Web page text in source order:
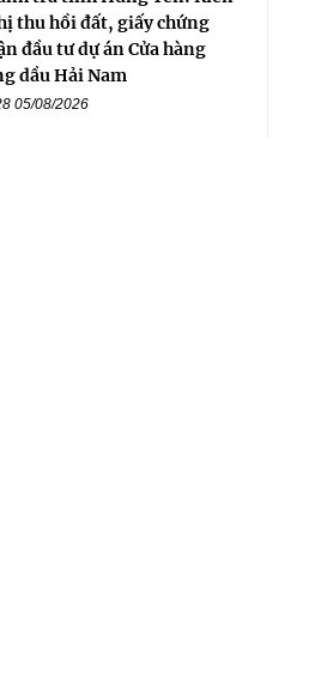
thu hồi đất, giấy chứng
đầu tư dự án Cửa hàng
dầu Hải Nam
05/08/2026